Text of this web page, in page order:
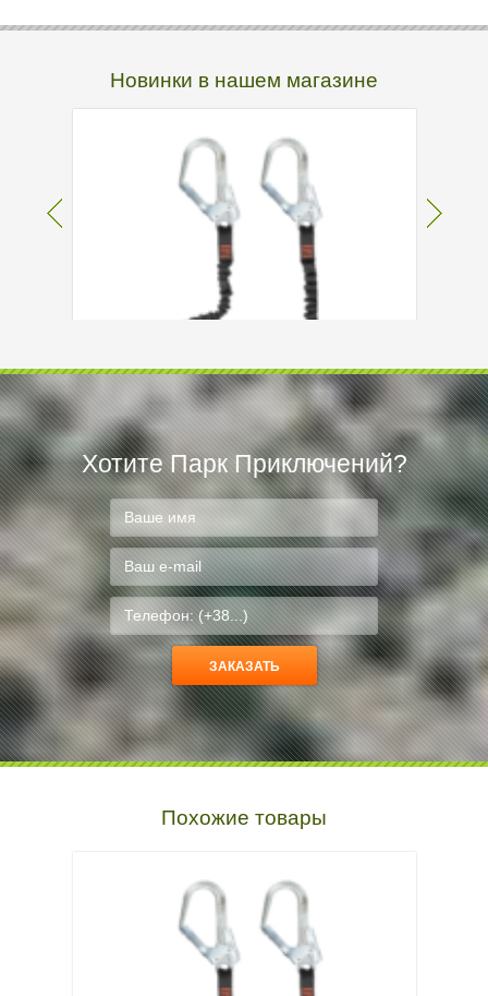
Новинки в нашем магазине
Самостраховка Climbing Technology FLEX-
ABS 140 STEEL Y-S
7 280
Хотите Парк Приключений?
Похожие товары